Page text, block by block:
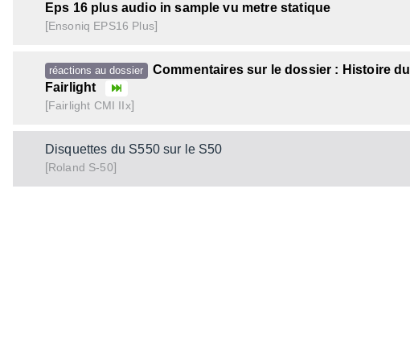
Eps 16 plus audio in sample vu metre statique
[Ensoniq EPS16 Plus]
réactions au dossier
Commentaires sur le dossier : Histoire du
Fairlight
[Fairlight CMI IIx]
Disquettes du S550 sur le S50
[Roland S-50]